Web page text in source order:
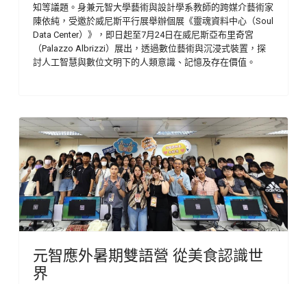
知等議題。身兼元智大學藝術與設計學系教師的跨媒介藝術家
陳依純，受邀於威尼斯平行展舉辦個展《靈魂資料中心（Soul
Data Center）》，即日起至7月24日在威尼斯亞布里奇宮
（Palazzo Albrizzi）展出，透過數位藝術與沉浸式裝置，探
討人工智慧與數位文明下的人類意識、記憶及存在價值。
元智應外暑期雙語營 從美食認識世
界